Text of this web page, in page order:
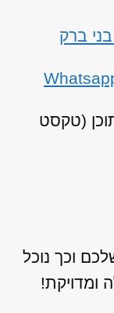
(טקסט
וכך נוכל
ומדויקת!